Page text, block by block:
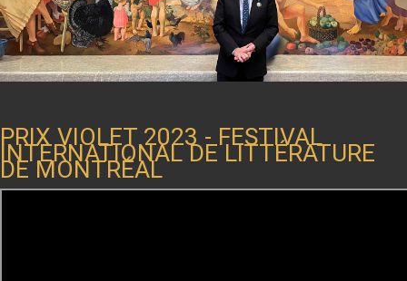
PRIX VIOLET 2023 - FESTIVAL
INTERNATIONAL DE LITTÉRATURE
DE MONTRÉAL